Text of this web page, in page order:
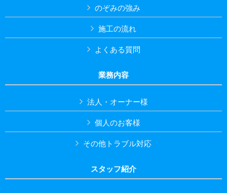
のぞみの強み
施工の流れ
よくある質問
業務内容
法人・オーナー様
個人のお客様
その他トラブル対応
スタッフ紹介